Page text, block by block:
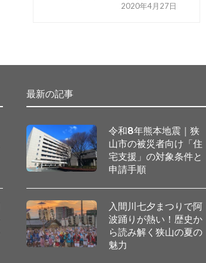
2020年4月27日
最新の記事
令和8年熊本地震｜狭
山市の被災者向け「住
宅支援」の対象条件と
申請手順
入間川七夕まつりで阿
波踊りが熱い！歴史か
ら読み解く狭山の夏の
魅力